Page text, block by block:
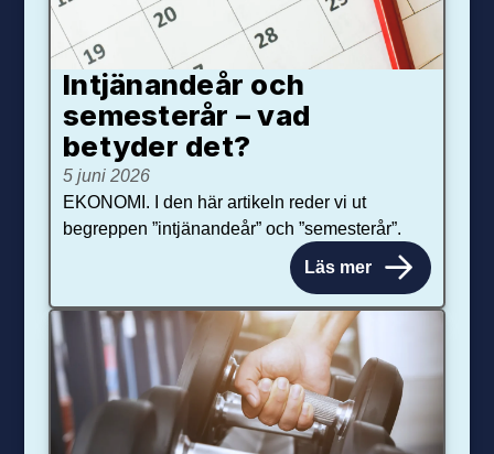
Intjänandeår och
semesterår – vad
betyder det?
5 juni 2026
EKONOMI. I den här artikeln reder vi ut
begreppen ”intjänandeår” och ”semesterår”.
Läs mer